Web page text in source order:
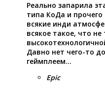
Реально запарила
типа КоДа и
всякие инди
всякое такое, что
Давно нет чего-то
геймплеем…
Epic